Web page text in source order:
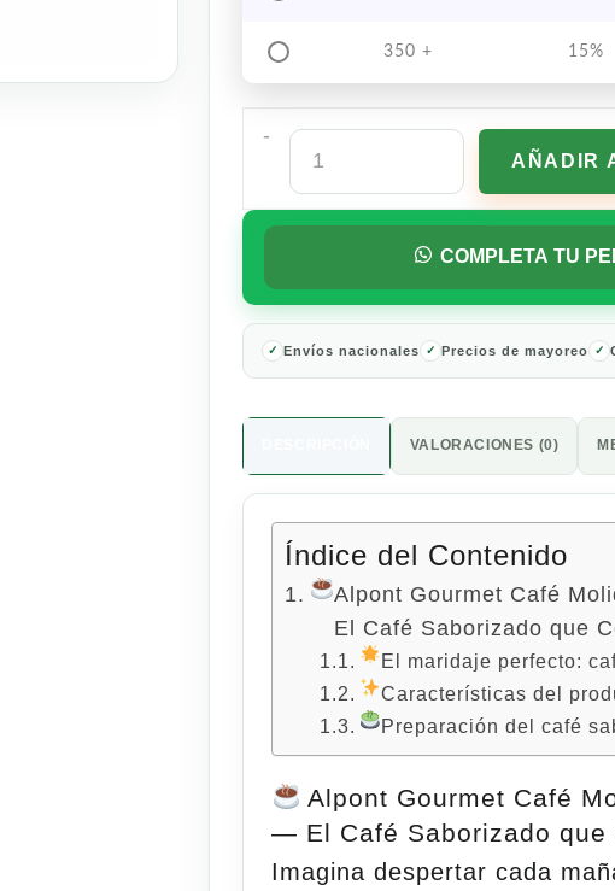
350 + 15%
-
Alpont
Gourmet
Café
Molido
250g
cantidad
AÑADIR
COMPLETA TU
Envíos nacionales Precios de mayoreo
VALORACIONES (0)
Índice del Contenido
Alpont Gourmet Café
El Café Saborizado que
El maridaje perfecto:
Características del
Preparación del café
Alpont Gourmet Café
— El Café Saborizado que
Imagina despertar cada